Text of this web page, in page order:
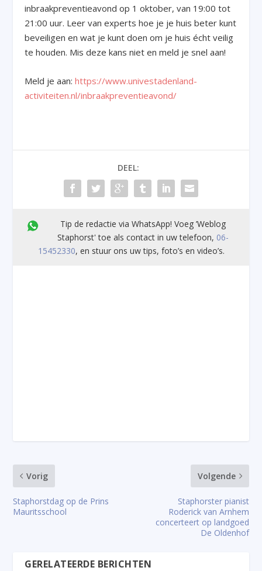
inbraakpreventieavond op 1 oktober, van 19:00 tot
21:00 uur. Leer van experts hoe je je huis beter kunt
beveiligen en wat je kunt doen om je huis écht veilig
te houden. Mis deze kans niet en meld je snel aan!
Meld je aan:https://www.univestadenland-
activiteiten.nl/inbraakpreventieavond/
DEEL:
Tip de redactie via WhatsApp! Voeg ’Weblog
Staphorst' toe als contact in uw telefoon, 06-
15452330, en stuur ons uw tips, foto’s en video’s.
Vorig
Staphorstdag op de Prins
Mauritsschool
Volgende
Staphorster pianist
Roderick van Arnhem
concerteert op landgoed
De Oldenhof
GERELATEERDE BERICHTEN